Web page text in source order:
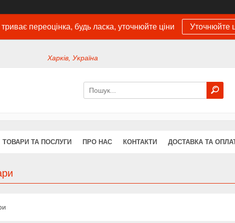
переоцінка, будь ласка, уточнюйте ціни Уточнюйте
Харків, Україна
ТОВАРИ ТА ПОСЛУГИ ПРО НАС КОНТАКТИ ДОСТАВКА ТА